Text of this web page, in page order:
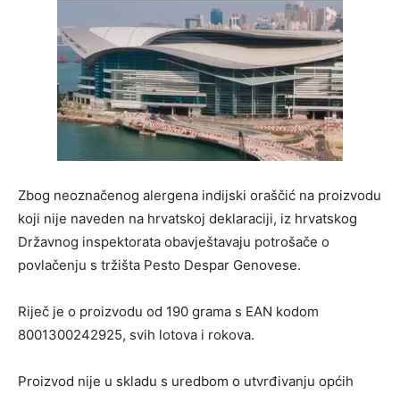
Zbog neoznačenog alergena indijski oraščić na proizvodu
koji nije naveden na hrvatskoj deklaraciji, iz hrvatskog
Državnog inspektorata obavještavaju potrošače o
povlačenju s tržišta Pesto Despar Genovese.
Riječ je o proizvodu od 190 grama s EAN kodom
8001300242925, svih lotova i rokova.
Proizvod nije u skladu s uredbom o utvrđivanju općih